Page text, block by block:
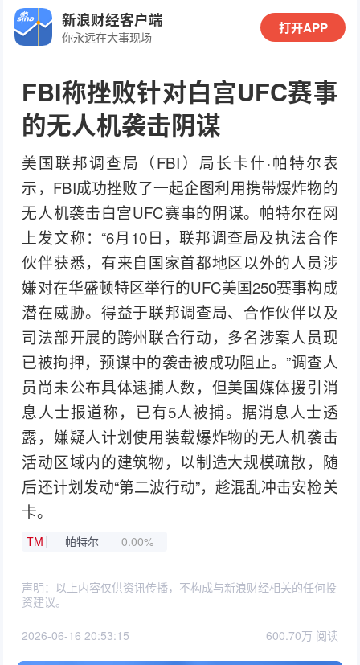
新浪财经客户端
你永远在大事现场
打开APP
FBI称挫败针对白宫UFC赛事
的无人机袭击阴谋
美国联邦调查局（FBI）局长卡什·帕特尔表
示，FBI成功挫败了一起企图利用携带爆炸物的
无人机袭击白宫UFC赛事的阴谋。帕特尔在网
上发文称：“6月10日，联邦调查局及执法合作
伙伴获悉，有来自国家首都地区以外的人员涉
嫌对在华盛顿特区举行的UFC美国250赛事构成
潜在威胁。得益于联邦调查局、合作伙伴以及
司法部开展的跨州联合行动，多名涉案人员现
已被拘押，预谋中的袭击被成功阻止。”调查人
员尚未公布具体逮捕人数，但美国媒体援引消
息人士报道称，已有5人被捕。据消息人士透
露，嫌疑人计划使用装载爆炸物的无人机袭击
活动区域内的建筑物，以制造大规模疏散，随
后还计划发动“第二波行动”，趁混乱冲击安检关
卡。
TM 帕特尔 0.00%
声明：以上内容仅供资讯传播，不构成与新浪财经相关的任何投
资建议。
2026-06-16 20:53:15 600.70万 阅读